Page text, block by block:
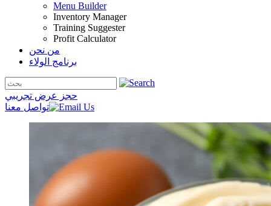
Menu Builder
Inventory Manager
Training Suggester
Profit Calculator
من نحن
برنامج الولاء
حجز عرض تجريبي
تواصل معنا